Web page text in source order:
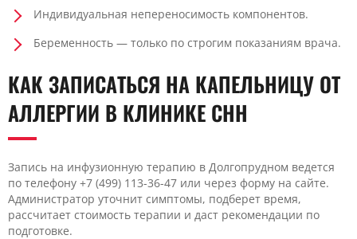
Индивидуальная непереносимость компонентов.
Беременность — только по строгим показаниям врача.
КАК ЗАПИСАТЬСЯ НА КАПЕЛЬНИЦУ ОТ
АЛЛЕРГИИ В КЛИНИКЕ CHH
Запись на инфузионную терапию в Долгопрудном ведется
по телефону +7 (499) 113-36-47 или через форму на сайте.
Администратор уточнит симптомы, подберет время,
рассчитает стоимость терапии и даст рекомендации по
подготовке.